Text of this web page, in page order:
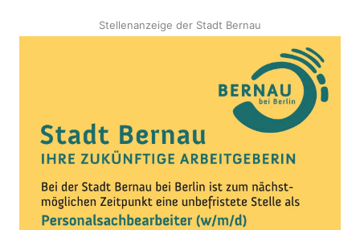
Stellenanzeige der Stadt Bernau